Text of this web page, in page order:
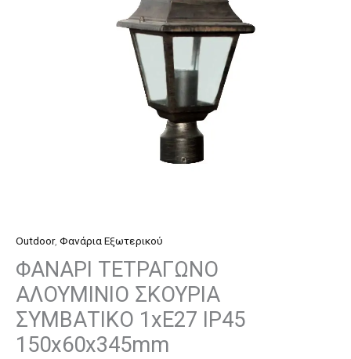
Outdoor, Φανάρια Εξωτερικού
ΦΑΝΑΡΙ ΤΕΤΡΑΓΩΝΟ
ΑΛΟΥΜΙΝΙΟ ΣΚΟΥΡΙΑ
ΣΥΜΒΑΤΙΚΟ 1xE27 IP45
150x60x345mm